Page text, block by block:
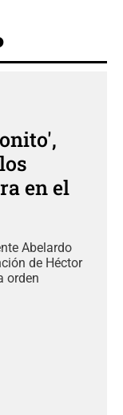
en el
Abelardo
de Héctor
orden